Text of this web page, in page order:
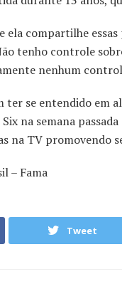
ela compartilhe
tenho controle
nenhum
ter se entendido em
na semana
na TV promovendo
– Fama
Tweet